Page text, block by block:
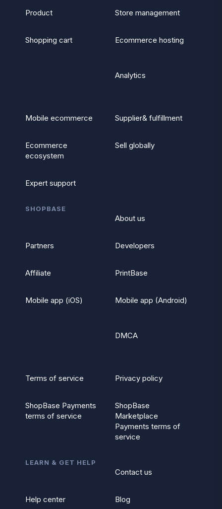
Product Store management
Shopping cart Ecommerce hosting
Analytics
Mobile ecommerce Supplier& fulfillment
Ecommerce
ecosystem
Sell globally
Expert support
SHOPBASE
About us
Partners Developers
Affiliate PrintBase
Mobile app (iOS) Mobile app (Android)
DMCA
Terms of service Privacy policy
ShopBase Payments
terms of service
ShopBase
Marketplace
Payments terms of
service
LEARN & GET HELP
Contact us
Help center Blog